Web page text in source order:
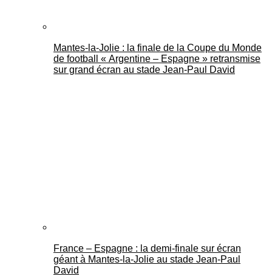
Mantes-la-Jolie : la finale de la Coupe du Monde
de football « Argentine – Espagne » retransmise
sur grand écran au stade Jean-Paul David
France – Espagne : la demi-finale sur écran
géant à Mantes-la-Jolie au stade Jean-Paul
David